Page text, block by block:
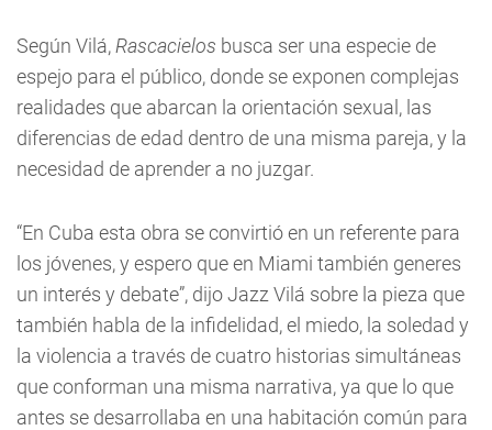
Según Vilá,Rascacielos busca ser una especie de
espejo para el público, donde se exponen complejas
realidades que abarcan la orientación sexual, las
diferencias de edad dentro de una misma pareja, y la
necesidad de aprender a no juzgar.
“En Cuba esta obra se convirtió en un referente para
los jóvenes, y espero que en Miami también generes
un interés y debate”, dijo Jazz Vilá sobre la pieza que
también habla de la infidelidad, el miedo, la soledad y
la violencia a través de cuatro historias simultáneas
que conforman una misma narrativa, ya que lo que
antes se desarrollaba en una habitación común para